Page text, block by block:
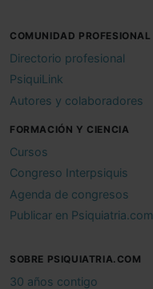
COMUNIDAD PROFESIONAL
Directorio profesional
PsiquiLink
Autores y colaboradores
FORMACIÓN Y CIENCIA
Cursos
Congreso Interpsiquis
Agenda de congresos
Publicar en Psiquiatria.com
SOBRE PSIQUIATRIA.COM
30 años contigo